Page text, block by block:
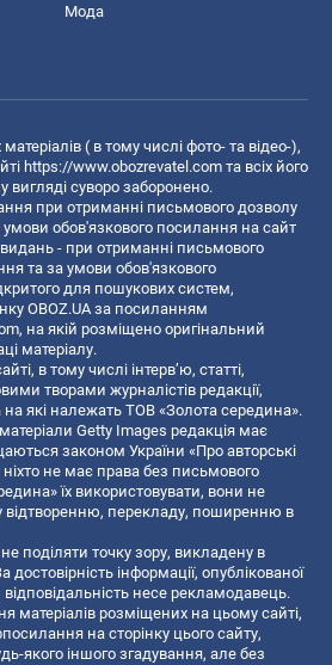
Мода
( в тому числі фото- та відео-),
https://www.obozrevatel.com та всіх його
вигляді суворо заборонено.
при отриманні письмового дозволу
умови обов'язкового посилання на сайт
видань - при отриманні письмового
та за умови обов'язкового
для пошукових систем,
OBOZ.UA за посиланням
, на якій розміщено оригінальний
матеріалу.
в тому числі інтерв’ю, статті,
творами журналістів редакції,
які належать ТОВ «Золота середина».
Getty Images редакція має
законом України «Про авторські
ніхто не має права без письмового
їх використовувати, вони не
відтворенню, перекладу, поширенню в
поділяти точку зору, викладену в
достовірність інформації, опублікованої
несе рекламодавець.
матеріалів розміщених на цьому сайті,
на сторінку цього сайту,
якого іншого згадування, але без